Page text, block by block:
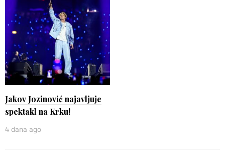
Jakov Jozinović najavljuje
spektakl na Krku!
4 dana ago